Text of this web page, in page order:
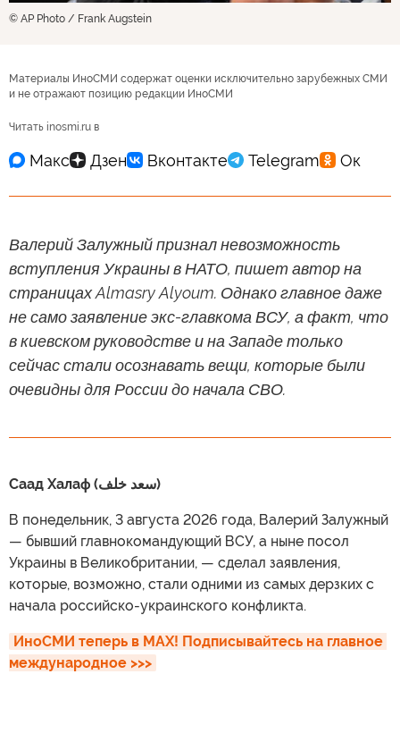
© AP Photo / Frank Augstein
Материалы ИноСМИ содержат оценки исключительно зарубежных СМИ
и не отражают позицию редакции ИноСМИ
Читать inosmi.ru в
Валерий Залужный признал невозможность
вступления Украины в НАТО, пишет автор на
страницах Almasry Alyoum. Однако главное даже
не само заявление экс-главкома ВСУ, а факт, что
в киевском руководстве и на Западе только
сейчас стали осознавать вещи, которые были
очевидны для России до начала СВО.
Саад Халаф (سعد خلف)
В понедельник, 3 августа 2026 года, Валерий Залужный
— бывший главнокомандующий ВСУ, а ныне посол
Украины в Великобритании, — сделал заявления,
которые, возможно, стали одними из самых дерзких с
начала российско-украинского конфликта.
ИноСМИ теперь в MAX! Подписывайтесь на главное
международное >>>